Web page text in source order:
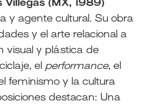
Villegas (MX, 1989)
y agente cultural. Su obra
y el arte relacional a
visual y plástica de
el performance, el
feminismo y la cultura
destacan: Una